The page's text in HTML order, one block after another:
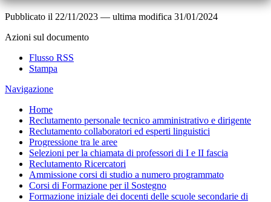
Pubblicato il 22/11/2023 — ultima modifica 31/01/2024
Azioni sul documento
Flusso RSS
Stampa
Navigazione
Home
Reclutamento personale tecnico amministrativo e dirigente
Reclutamento collaboratori ed esperti linguistici
Progressione tra le aree
Selezioni per la chiamata di professori di I e II fascia
Reclutamento Ricercatori
Ammissione corsi di studio a numero programmato
Corsi di Formazione per il Sostegno
Formazione iniziale dei docenti delle scuole secondarie di